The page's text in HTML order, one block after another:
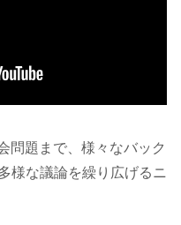
問題まで、様々なバック
様な議論を繰り広げるニ